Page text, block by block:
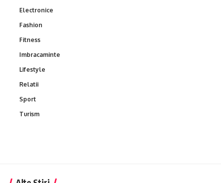
Electronice
Fashion
Fitness
Imbracaminte
Lifestyle
Relatii
Sport
Turism